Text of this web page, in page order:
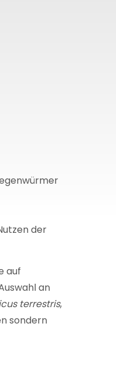
der
auf
an
terrestris,
sondern